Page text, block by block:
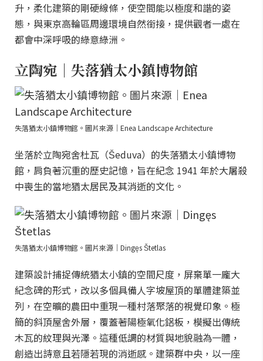
升，柔化建築的剛硬線條，使空間能以極度和諧的姿
態，與東京高輪區周邊環境自然銜接，提供觀者一處在
都會中深呼吸的綠意綠洲。
立陶宛｜失落猶太小鎮博物館
失落猶太小鎮博物館。圖片來源｜Enea Landscape Architecture
坐落於立陶宛舍杜瓦（Šeduva）的失落猶太小鎮博物
館，肩負著沉重的歷史記憶，旨在紀念 1941 年於大屠殺
中喪生的當地猶太居民及其消逝的文化。
失落猶太小鎮博物館。圖片來源｜Dingęs Štetlas
建築設計捕捉傳統猶太小鎮的空間尺度，屏棄單一龐大
紀念碑的形式，改以多個具備人字坡屋頂的單體建築並
列，在空曠的農田中重現一種村落聚落的視覺印象。極
簡的斜頂屋舍外層，覆蓋著陽極氧化鋁板，模擬出傳統
木瓦的紋理與光澤。這種低調的材質與地貌融為一體，
創造出詩意且若隱若現的消逝感。建築群中央，以一座